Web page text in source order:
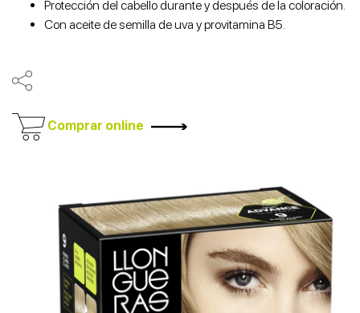
Protección del cabello durante y después de la coloración.
Con aceite de semilla de uva y provitamina B5.
Comprar online